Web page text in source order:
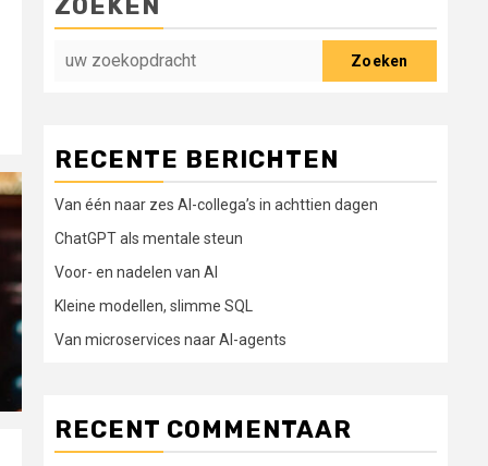
ZOEKEN
Zoeken
RECENTE BERICHTEN
Van één naar zes AI-collega’s in achttien dagen
ChatGPT als mentale steun
Voor- en nadelen van AI
Kleine modellen, slimme SQL
Van microservices naar AI-agents
RECENT COMMENTAAR